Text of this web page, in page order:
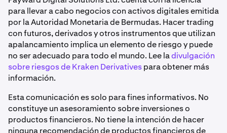
para llevar a cabo negocios con activos digitales emitida
por la Autoridad Monetaria de Bermudas. Hacer trading
con futuros, derivados y otros instrumentos que utilizan
apalancamiento implica un elemento de riesgo y puede
no ser adecuado para todo el mundo. Lee ladivulgación
sobre riesgos de Kraken Derivativespara obtener más
información.
Esta comunicación es solo para fines informativos. No
constituye un asesoramiento sobre inversiones o
productos financieros. No tiene la intención de hacer
ninguna recomendación de productos financieros de